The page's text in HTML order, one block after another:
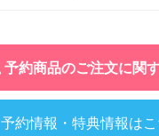
予約商品のご注文に関
予約情報・特典情報はこ